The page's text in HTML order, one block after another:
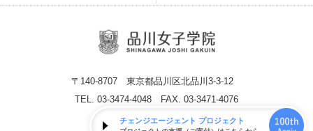
〒140-8707 東京都品川区北品川3-3-12
TEL. 03-3474-4048 FAX. 03-3471-4076
© SHINAGAWA JOSHI GAKUIN
チェンジエージェント プロジェクト